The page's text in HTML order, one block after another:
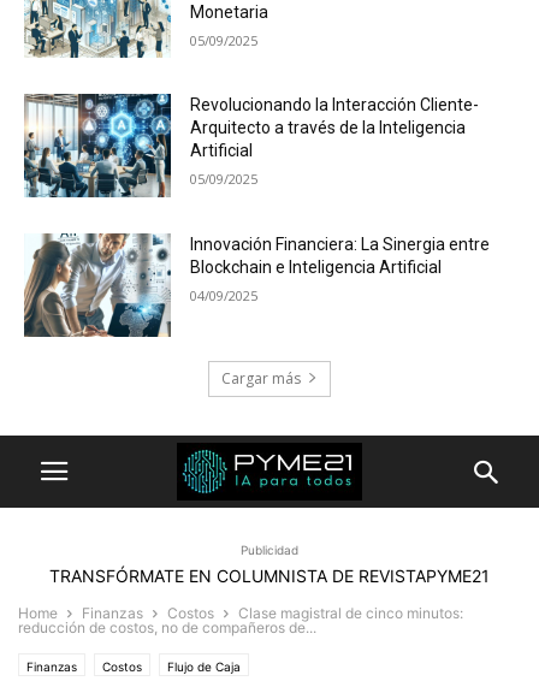
Monetaria
05/09/2025
Revolucionando la Interacción Cliente-
Arquitecto a través de la Inteligencia
Artificial
05/09/2025
Innovación Financiera: La Sinergia entre
Blockchain e Inteligencia Artificial
04/09/2025
Cargar más